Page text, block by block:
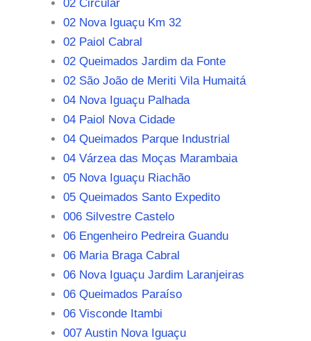
02 Circular
02 Nova Iguaçu Km 32
02 Paiol Cabral
02 Queimados Jardim da Fonte
02 São João de Meriti Vila Humaitá
04 Nova Iguaçu Palhada
04 Paiol Nova Cidade
04 Queimados Parque Industrial
04 Várzea das Moças Marambaia
05 Nova Iguaçu Riachão
05 Queimados Santo Expedito
006 Silvestre Castelo
06 Engenheiro Pedreira Guandu
06 Maria Braga Cabral
06 Nova Iguaçu Jardim Laranjeiras
06 Queimados Paraíso
06 Visconde Itambi
007 Austin Nova Iguaçu